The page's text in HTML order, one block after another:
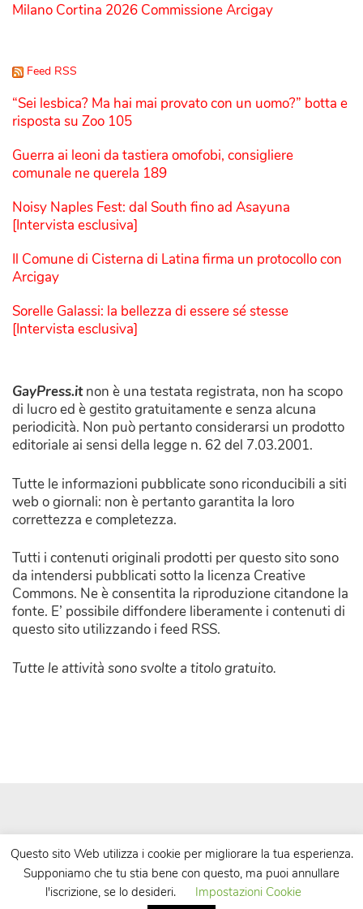
Milano Cortina 2026 Commissione Arcigay
Feed RSS
“Sei lesbica? Ma hai mai provato con un uomo?” botta e
risposta su Zoo 105
Guerra ai leoni da tastiera omofobi, consigliere
comunale ne querela 189
Noisy Naples Fest: dal South fino ad Asayuna
[Intervista esclusiva]
Il Comune di Cisterna di Latina firma un protocollo con
Arcigay
Sorelle Galassi: la bellezza di essere sé stesse
[Intervista esclusiva]
GayPress.itnon è una testata registrata, non ha scopo
di lucro ed è gestito gratuitamente e senza alcuna
periodicità. Non può pertanto considerarsi un prodotto
editoriale ai sensi della legge n. 62 del 7.03.2001.
Tutte le informazioni pubblicate sono riconducibili a siti
web o giornali: non è pertanto garantita la loro
correttezza e completezza.
Tutti i contenuti originali prodotti per questo sito sono
da intendersi pubblicati sotto la licenza Creative
Commons. Ne è consentita la riproduzione citandone la
fonte. E’ possibile diffondere liberamente i contenuti di
questo sito utilizzando i feed RSS.
Tutte le attività sono svolte a titolo gratuito.
| Powered byWordPress| Theme byTheBootstrapThemes
Questo sito Web utilizza i cookie per migliorare la tua esperienza.
Supponiamo che tu stia bene con questo, ma puoi annullare
l'iscrizione, se lo desideri.
Impostazioni Cookie